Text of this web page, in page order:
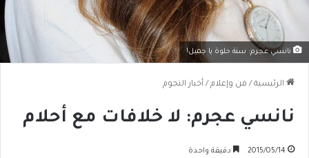
نانسي عجرم: سنة حلوة يا جميل!
الرئيسية / فن وإعلام / أخبار النجوم
نانسي عجرم: لا خلافات مع أحلام
2015/05/14 دقيقة واحدة